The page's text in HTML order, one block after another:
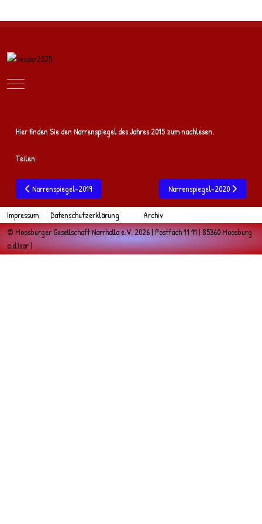
Mobile Menu Toggle
Hier finden Sie den Narrenspiegel des Jahres 2015 zum nachlesen.
Teilen:
Vorheriger Beitrag: Narrenspiegel-2019
Narrenspiegel-2019 Nächster Beitrag:
Narrenspiegel-2020
Impressum Datenschutzerklärung
Archiv
© Moosburger Gesellschaft Narrhalla e.V. 2026 | Postfach 11 11 | 85360 Moosburg
a.d.Isar |